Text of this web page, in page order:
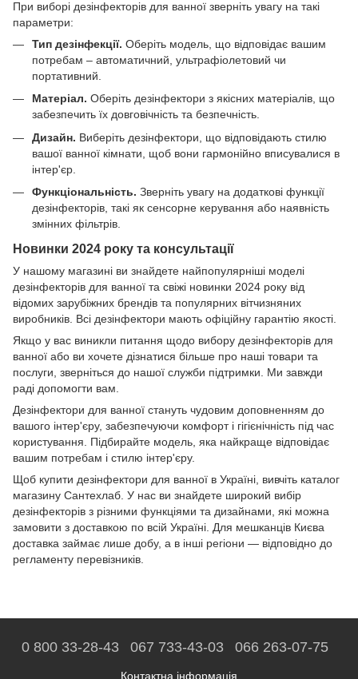
При виборі дезінфекторів для ванної зверніть увагу на такі
параметри:
Тип дезінфекції. Оберіть модель, що відповідає вашим
потребам – автоматичний, ультрафіолетовий чи
портативний.
Матеріал. Оберіть дезінфектори з якісних матеріалів, що
забезпечить їх довговічність та безпечність.
Дизайн. Виберіть дезінфектори, що відповідають стилю
вашої ванної кімнати, щоб вони гармонійно вписувалися в
інтер'єр.
Функціональність. Зверніть увагу на додаткові функції
дезінфекторів, такі як сенсорне керування або наявність
змінних фільтрів.
Новинки 2024 року та консультації
У нашому магазині ви знайдете найпопулярніші моделі
дезінфекторів для ванної та свіжі новинки 2024 року від
відомих зарубіжних брендів та популярних вітчизняних
виробників. Всі дезінфектори мають офіційну гарантію якості.
Якщо у вас виникли питання щодо вибору дезінфекторів для
ванної або ви хочете дізнатися більше про наші товари та
послуги, зверніться до нашої служби підтримки. Ми завжди
раді допомогти вам.
Дезінфектори для ванної стануть чудовим доповненням до
вашого інтер'єру, забезпечуючи комфорт і гігієнічність під час
користування. Підбирайте модель, яка найкраще відповідає
вашим потребам і стилю інтер'єру.
Щоб купити дезінфектори для ванної в Україні, вивчіть каталог
магазину Сантехлаб. У нас ви знайдете широкий вибір
дезінфекторів з різними функціями та дизайнами, які можна
замовити з доставкою по всій Україні. Для мешканців Києва
доставка займає лише добу, а в інші регіони — відповідно до
регламенту перевізників.
0 800 33-28-43 067 733-43-03 066 263-07-75
Контактна інформація